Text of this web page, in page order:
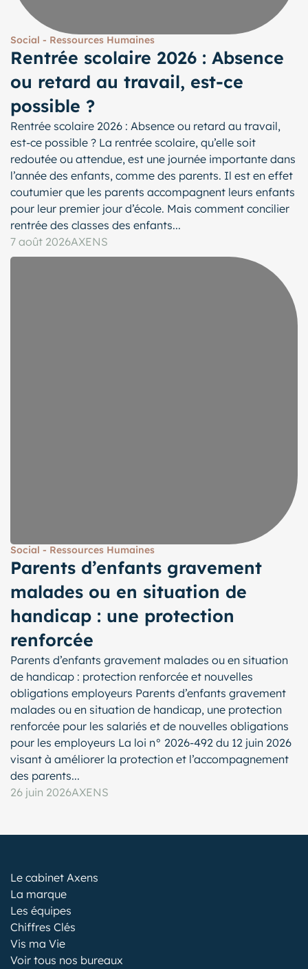
Social - Ressources Humaines
Rentrée scolaire 2026 : Absence
ou retard au travail, est-ce
possible ?
Rentrée scolaire 2026 : Absence ou retard au travail,
est-ce possible ? La rentrée scolaire, qu’elle soit
redoutée ou attendue, est une journée importante dans
l’année des enfants, comme des parents. Il est en effet
coutumier que les parents accompagnent leurs enfants
pour leur premier jour d’école. Mais comment concilier
rentrée des classes des enfants...
7 août 2026AXENS
Social - Ressources Humaines
Parents d’enfants gravement
malades ou en situation de
handicap : une protection
renforcée
Parents d’enfants gravement malades ou en situation
de handicap : protection renforcée et nouvelles
obligations employeurs Parents d’enfants gravement
malades ou en situation de handicap, une protection
renforcée pour les salariés et de nouvelles obligations
pour les employeurs La loi n° 2026-492 du 12 juin 2026
visant à améliorer la protection et l’accompagnement
des parents...
26 juin 2026AXENS
Le cabinet Axens
La marque
Les équipes
Chiffres Clés
Vis ma Vie
Voir tous nos bureaux